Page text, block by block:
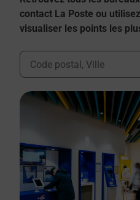
contact La Poste ou
visualiser les points les
Ville, Département, Code